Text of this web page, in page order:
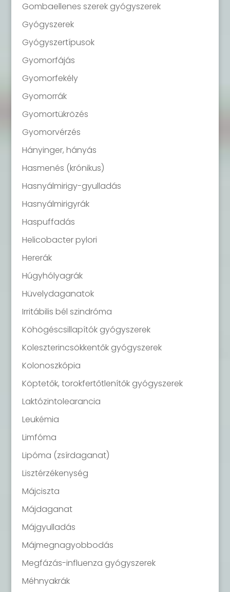
Gombaellenes szerek gyógyszerek
Gyógyszerek
Gyógyszertípusok
Gyomorfájás
Gyomorfekély
Gyomorrák
Gyomortükrözés
Gyomorvérzés
Hányinger, hányás
Hasmenés (krónikus)
Hasnyálmirigy-gyulladás
Hasnyálmirigyrák
Haspuffadás
Helicobacter pylori
Hererák
Húgyhólyagrák
Hüvelydaganatok
Irritábilis bél szindróma
Köhögéscsillapítók gyógyszerek
Koleszterincsökkentők gyógyszerek
Kolonoszkópia
Köptetők, torokfertőtlenítők gyógyszerek
Laktózintolearancia
Leukémia
Limfóma
Lipóma (zsírdaganat)
Lisztérzékenység
Májciszta
Májdaganat
Májgyulladás
Májmegnagyobbodás
Megfázás-influenza gyógyszerek
Méhnyakrák